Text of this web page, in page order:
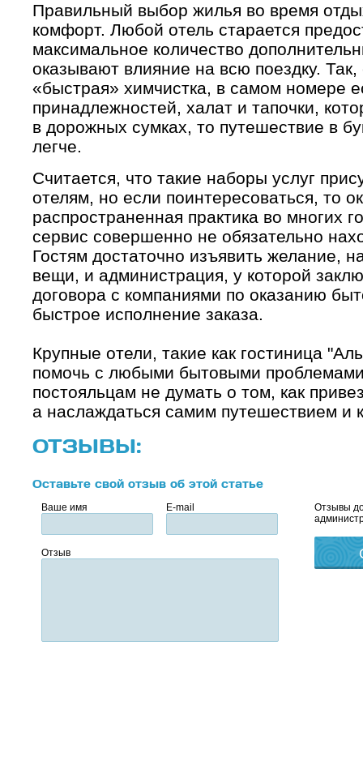
Правильный выбор жилья во время
комфорт. Любой отель старается
максимальное количество
оказывают влияние на всю поездку.
«быстрая» химчистка, в самом номере
принадлежностей, халат и тапочки,
в дорожных сумках, то путешествие в
легче.
Считается, что такие наборы услуг
отелям, но если поинтересоваться, то
распространенная практика во многих
сервис совершенно не обязательно
Гостям достаточно изъявить желание,
вещи, и администрация, у которой
договора с компаниями по оказанию
быстрое исполнение заказа.
Крупные отели, такие как гостиница
помочь с любыми бытовыми
постояльцам не думать о том, как
а наслаждаться самим путешествием и
ОТЗЫВЫ:
Оставьте свой отзыв об этой статье
Ваше имя E-mail
Отзыв
Отзывы